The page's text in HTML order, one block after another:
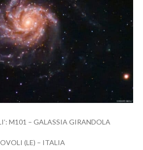
M101 – GALASSIA GIRANDOLA
(LE) – ITALIA